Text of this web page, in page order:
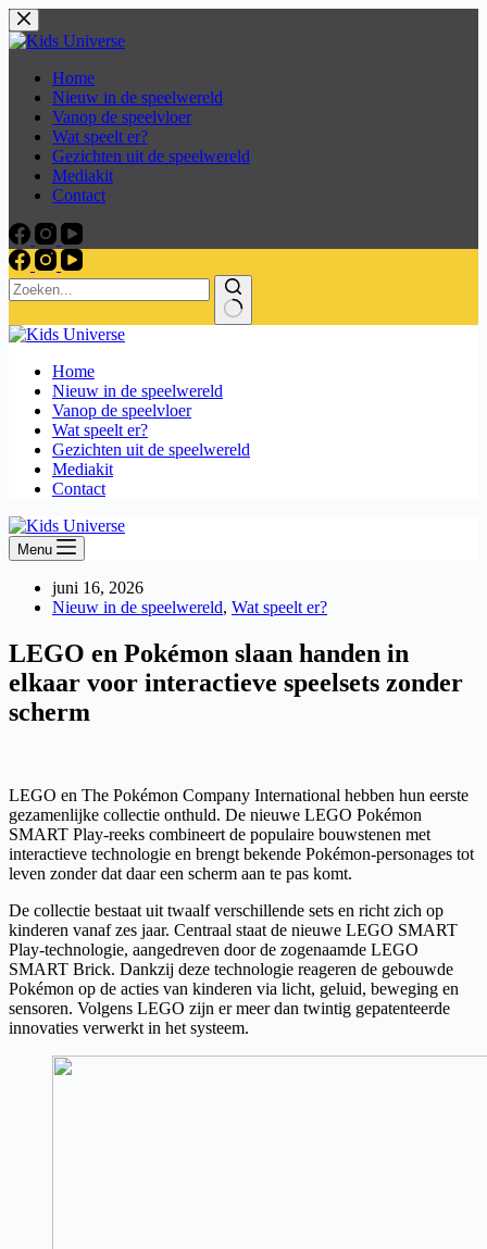
Skip
to
Home
Nieuw in de speelwereld
Vanop de speelvloer
Wat speelt er?
Gezichten uit de speelwereld
Mediakit
Contact
Home
Nieuw in de speelwereld
Vanop de speelvloer
Wat speelt er?
Gezichten uit de speelwereld
Mediakit
Contact
Menu
juni 16, 2026
Nieuw in de speelwereld, Wat speelt er?
LEGO en Pokémon slaan handen in
elkaar voor interactieve speelsets zonder
scherm
LEGO en The Pokémon Company International hebben hun eerste
gezamenlijke collectie onthuld. De nieuwe LEGO Pokémon
SMART Play-reeks combineert de populaire bouwstenen met
interactieve technologie en brengt bekende Pokémon-personages tot
leven zonder dat daar een scherm aan te pas komt.
De collectie bestaat uit twaalf verschillende sets en richt zich op
kinderen vanaf zes jaar. Centraal staat de nieuwe LEGO SMART
Play-technologie, aangedreven door de zogenaamde LEGO
SMART Brick. Dankzij deze technologie reageren de gebouwde
Pokémon op de acties van kinderen via licht, geluid, beweging en
sensoren. Volgens LEGO zijn er meer dan twintig gepatenteerde
innovaties verwerkt in het systeem.